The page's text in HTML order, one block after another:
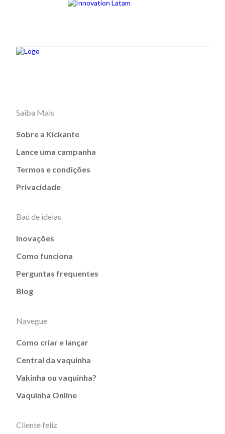
Saiba Mais
Sobre a Kickante
Lance uma campanha
Termos e condições
Privacidade
Baú de ideias
Inovações
Como funciona
Perguntas frequentes
Blog
Navegue
Como criar e lançar
Central da vaquinha
Vakinha ou vaquinha?
Vaquinha Online
Cliente feliz